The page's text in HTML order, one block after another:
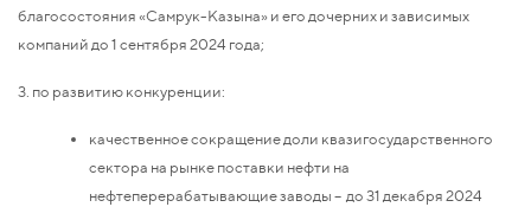
благосостояния «Самрук-Казына» и его дочерних и зависимых
компаний до 1 сентября 2024 года;
3. по развитию конкуренции:
качественное сокращение доли квазигосударственного
сектора на рынке поставки нефти на
нефтеперерабатывающие заводы – до 31 декабря 2024